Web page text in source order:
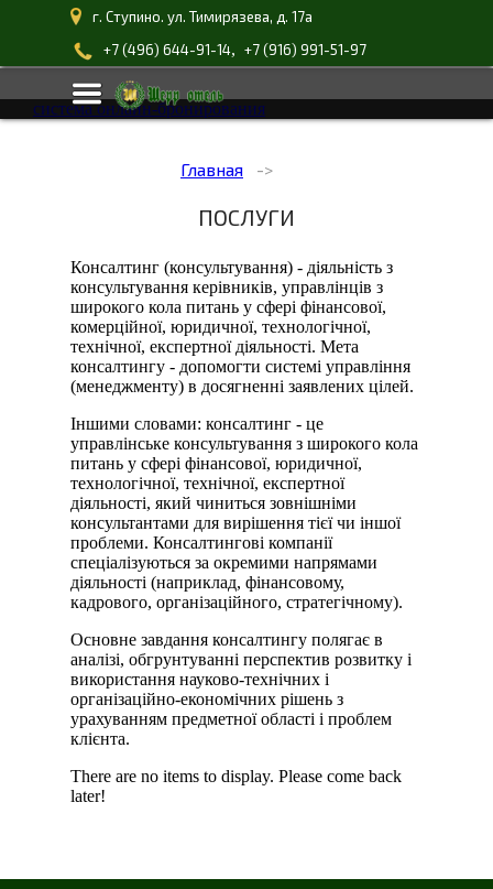
г. Ступино. ул. Тимирязева, д. 17а
+7 (496) 644-91-14, +7 (916) 991-51-97
система онлайн-бронирования
Главная
ПОСЛУГИ
Консалтинг (консультування) - діяльність з
консультування керівників, управлінців з
широкого кола питань у сфері фінансової,
комерційної, юридичної, технологічної,
технічної, експертної діяльності. Мета
консалтингу - допомогти системі управління
(менеджменту) в досягненні заявлених цілей.
Іншими словами: консалтинг - це
управлінське консультування з широкого кола
питань у сфері фінансової, юридичної,
технологічної, технічної, експертної
діяльності, який чиниться зовнішніми
консультантами для вирішення тієї чи іншої
проблеми. Консалтингові компанії
спеціалізуються за окремими напрямами
діяльності (наприклад, фінансовому,
кадрового, організаційного, стратегічному).
Основне завдання консалтингу полягає в
аналізі, обгрунтуванні перспектив розвитку і
використання науково-технічних і
організаційно-економічних рішень з
урахуванням предметної області і проблем
клієнта.
There are no items to display. Please come back
later!